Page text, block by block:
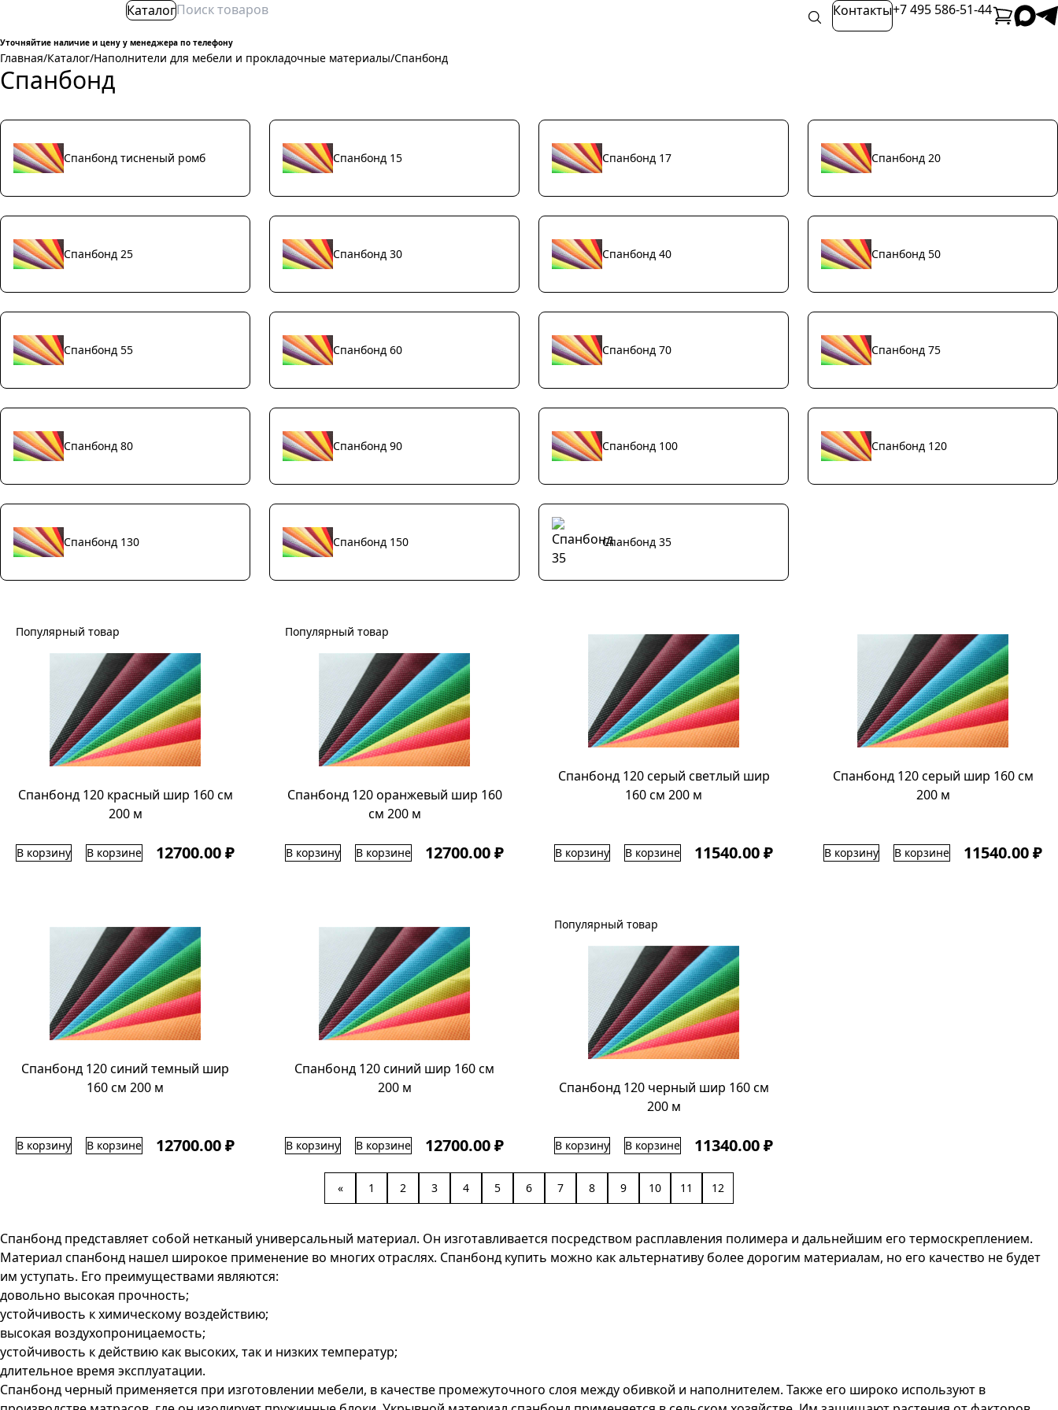
Каталог Контакты+7 495 586-51-44
Уточняйтие наличие и цену у менеджера по телефону
Главная/Каталог/Наполнители для мебели и прокладочные материалы/Спанбонд
Спанбонд
Спанбонд тисненый ромб Спанбонд 15 Спанбонд 17 Спанбонд 20
Спанбонд 25 Спанбонд 30 Спанбонд 40 Спанбонд 50
Спанбонд 55 Спанбонд 60 Спанбонд 70 Спанбонд 75
Спанбонд 80 Спанбонд 90 Спанбонд 100 Спанбонд 120
Спанбонд 130 Спанбонд 150 Спанбонд 35
Популярный товар
Спанбонд 120 красный шир 160 см
200 м
В корзину В корзине 12700.00 ₽
Популярный товар
Спанбонд 120 оранжевый шир 160
см 200 м
В корзину В корзине 12700.00 ₽
Спанбонд 120 серый светлый шир
160 см 200 м
В корзину В корзине 11540.00 ₽
Спанбонд 120 серый шир 160 см
200 м
В корзину В корзине 11540.00 ₽
Спанбонд 120 синий темный шир
160 см 200 м
В корзину В корзине 12700.00 ₽
Спанбонд 120 синий шир 160 см
200 м
В корзину В корзине 12700.00 ₽
Популярный товар
Спанбонд 120 черный шир 160 см
200 м
В корзину В корзине 11340.00 ₽
« 1 2 3 4 5 6 7 8 9 10 11 12
Спанбонд представляет собой нетканый универсальный материал. Он изготавливается посредством расплавления полимера и дальнейшим его термоскреплением.
Материал спанбонд нашел широкое применение во многих отраслях. Спанбонд купить можно как альтернативу более дорогим материалам, но его качество не будет
им уступать. Его преимуществами являются:
довольно высокая прочность;
устойчивость к химическому воздействию;
высокая воздухопроницаемость;
устойчивость к действию как высоких, так и низких температур;
длительное время эксплуатации.
Спанбонд черный применяется при изготовлении мебели, в качестве промежуточного слоя между обивкой и наполнителем. Также его широко используют в